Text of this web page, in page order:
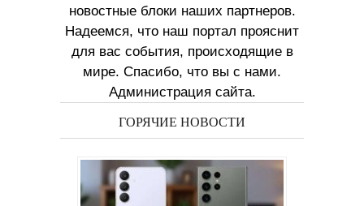
новостные блоки наших партнеров.
Надеемся, что наш портал прояснит
для вас события, происходящие в
мире. Спасибо, что вы с нами.
Администрация сайта.
ГОРЯЧИЕ НОВОСТИ